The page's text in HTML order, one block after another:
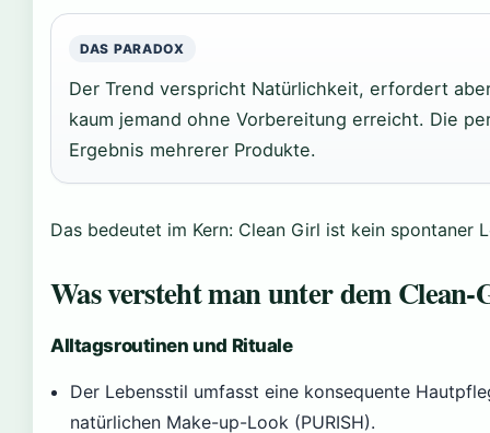
DAS PARADOX
Der Trend verspricht Natürlichkeit, erfordert
kaum jemand ohne Vorbereitung erreicht. Die
Ergebnis mehrerer Produkte.
Das bedeutet im Kern: Clean Girl ist kein spontaner
Was versteht man unter dem
Alltagsroutinen und Rituale
Der Lebensstil umfasst eine konsequente
natürlichen Make-up-Look (PURISH).